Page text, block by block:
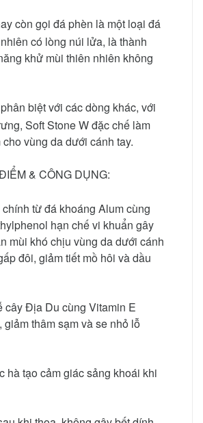
còn gọi đá phèn là một loại đá
có lòng núi lửa, là thành
khử mùi thiên nhiên không
biệt với các dòng khác, với
Soft Stone W đặc chế làm
cho vùng da dưới cánh tay.
& CÔNG DỤNG:
từ đá khoáng Alum cùng
hạn chế vi khuẩn gây
mùi khó chịu vùng da dưới cánh
đôi, giảm tiết mồ hôi và dầu
cây Địa Du cùng Vitamin E
giảm thâm sạm và se nhỏ lỗ
hà tạo cảm giác sảng khoái khi